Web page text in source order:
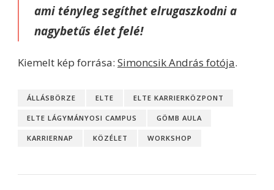
ami tényleg segíthet elrugaszkodni a
nagybetűs élet felé!
Kiemelt kép forrása: Simoncsik András fotója.
ÁLLÁSBÖRZE ELTE ELTE KARRIERKÖZPONT
ELTE LÁGYMÁNYOSI CAMPUS GÖMB AULA
KARRIERNAP KÖZÉLET WORKSHOP